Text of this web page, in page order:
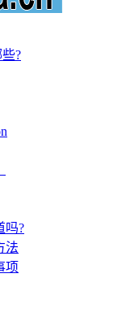
?
吗?
法
项